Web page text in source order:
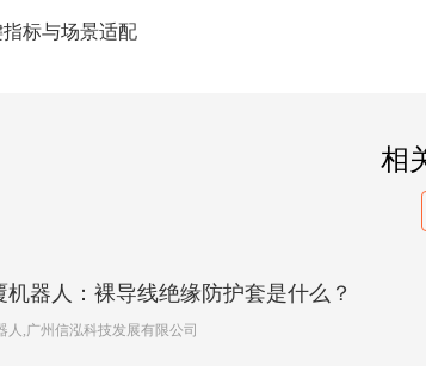
标与场景适配
相
机器人：裸导线绝缘防护套是什么？
人,广州信泓科技发展有限公司